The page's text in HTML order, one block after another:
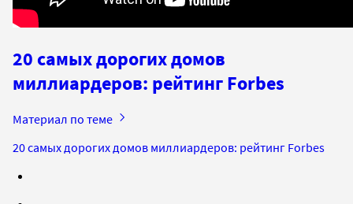
20 самых дорогих домов
миллиардеров: рейтинг Forbes
Материал по теме
20 самых дорогих домов миллиардеров: рейтинг Forbes